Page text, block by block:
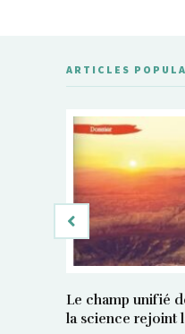
ARTICLES
Le champ unifié
la science rejoint